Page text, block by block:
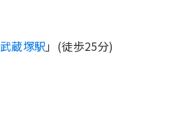
武蔵塚駅」(徒歩25分)